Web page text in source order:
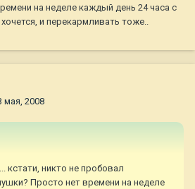
на неделе каждый день 24 часа с
и перекармливать тоже..
мая, 2008
кстати, никто не пробовал
Просто нет времени на неделе